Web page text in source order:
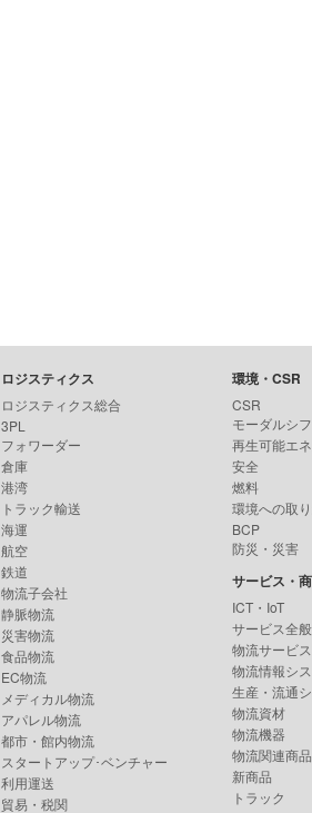
ロジスティクス
ロジスティクス総合
3PL
フォワーダー
倉庫
港湾
トラック輸送
海運
航空
鉄道
物流子会社
静脈物流
災害物流
食品物流
EC物流
メディカル物流
アパレル物流
都市・館内物流
スタートアップ･ベンチャー
利用運送
貿易・税関
環境・CSR
CSR
モーダルシ
再生可能エ
安全
燃料
環境への取
BCP
防災・災害
サービス・
ICT・IoT
サービス全般
物流サービス
物流情報シ
生産・流通
物流資材
物流機器
物流関連商品
新商品
トラック